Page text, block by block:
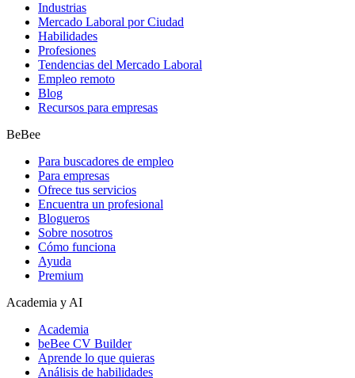
Industrias
Mercado Laboral por Ciudad
Habilidades
Profesiones
Tendencias del Mercado Laboral
Empleo remoto
Blog
Recursos para empresas
BeBee
Para buscadores de empleo
Para empresas
Ofrece tus servicios
Encuentra un profesional
Blogueros
Sobre nosotros
Cómo funciona
Ayuda
Premium
Academia y AI
Academia
beBee CV Builder
Aprende lo que quieras
Análisis de habilidades